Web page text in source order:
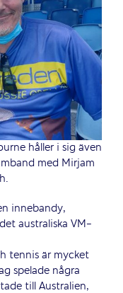
håller i sig även
med Mirjam
innebandy,
australiska VM-
tennis är mycket
spelade några
till Australien,